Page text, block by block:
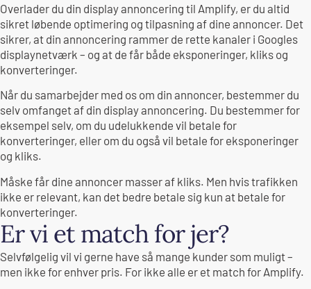
Overlader du din display annoncering til Amplify, er du altid
sikret løbende optimering og tilpasning af dine annoncer. Det
sikrer, at din annoncering rammer de rette kanaler i Googles
displaynetværk – og at de får både eksponeringer, kliks og
konverteringer.
Når du samarbejder med os om din annoncer, bestemmer du
selv omfanget af din display annoncering. Du bestemmer for
eksempel selv, om du udelukkende vil betale for
konverteringer, eller om du også vil betale for eksponeringer
og kliks.
Måske får dine annoncer masser af kliks. Men hvis trafikken
ikke er relevant, kan det bedre betale sig kun at betale for
konverteringer.
Er vi et match for jer?
Selvfølgelig vil vi gerne have så mange kunder som muligt –
men ikke for enhver pris. For ikke alle er et match for Amplify.